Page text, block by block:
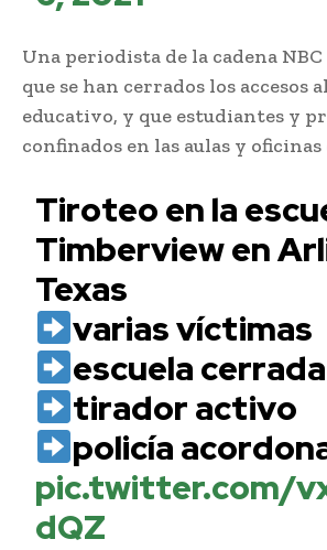
Una periodista de la cadena
que se han cerrados los accesos
educativo, y que estudiantes y
confinados en las aulas y
Tiroteo en la
Timberview en
Texas
varias víctimas
escuela cerrada
tirador activo
policía
pic.twitter.com/
dQZ